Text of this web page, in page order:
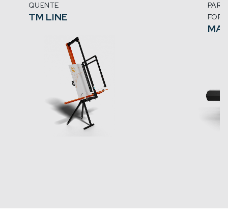
QUENTE
TM LINE